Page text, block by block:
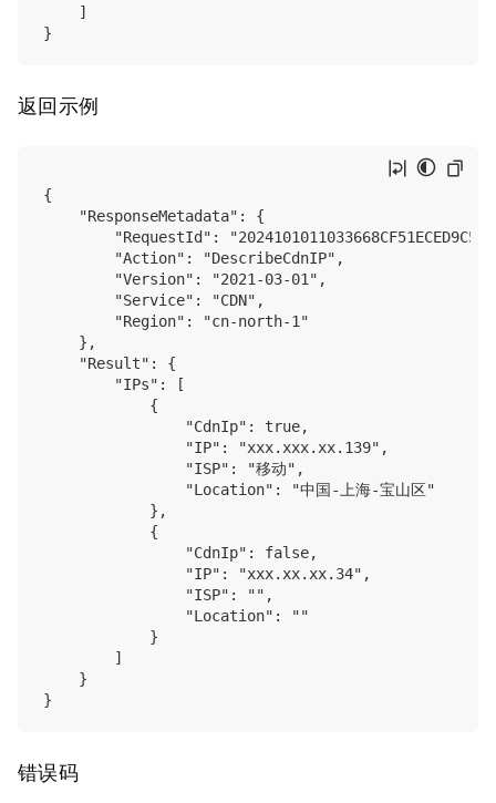
    ]
返回示例
{
    "ResponseMetadata": {
"RequestId":
        "Action": "DescribeCdnIP",
        "Version": "2021-03-01",
        "Service": "CDN",
        "Region": "cn-north-1"
    },
    "Result": {
        "IPs": [
            {
                "CdnIp": true,
                "IP": "xxx.xxx.xx.139",
                "ISP": "移动",
                "Location": "中国-上海-宝山区"
            },
            {
                "CdnIp": false,
                "IP": "xxx.xx.xx.34",
                "ISP": "",
                "Location": ""
            }
        ]
    }
错误码